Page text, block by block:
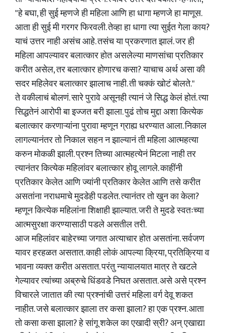
"हे बघा, ही सुई म्हणजे ही महिला आणि हा धागा म्हणजे हा माणूस.
आता ही सुई मी गरगर फिरवली. तेव्हा हा धागा त्या सुईत गेला काय?
याचं उत्तर नाही असंच आहे. तसंच या प्रकरणात झालं. जर ही
महिला आपल्यावर बलात्कार होत असलेल्या माणसांचा प्रतिकार
करीत असेल, तर बलात्कार होणारच कसा? याचाच अर्थ असा की
सदर महिलेवर बलात्कार झालाच नाही. ती चक्कं खोटं बोलते."
ते वकीलाचं बोलणं. सारे पुरावे असूनही त्यानं जे सिद्ध केलं होतं. त्या
सिद्धतेनं आरोपी बा इज्जत बरी झाला. पुढं तोच मुद्दा अशा कित्येक
बलात्कार करणाऱ्यांना पुरावा म्हणून ग्राह्य धरण्यात आला. निकाल
लागल्यानंतर तो निकाल सहन न झाल्यानं ती महिला आत्महत्या
करुन मोकळी झाली. प्रश्न तिच्या आत्महत्येनं मिटला नाही तर
त्यानंतर कित्येक महिलांवर बलात्कार होवू लागले. काहींनी
प्रतिकार केलेत आणि ज्यांनी प्रतिकार केलेत आणि तसे करीत
असतांना नराधमाचे मुदडेही पडलेत. त्यानंतर तो खुन का केला?
म्हणून कित्येक महिलांना शिक्षाही झाल्यात. जरी ते मुदडे स्वतःच्या
आत्मसुरक्षा करण्यासाठी पडले असतील तरी.
आज महिलांवर बाहेरच्या जगात अत्याचार होत असतांना. सर्वजण
यावर हरहळत असतात. काही लोकं आपल्या क्रिया, प्रतिक्रिया व
भावना व्यक्त करीत असतात. परंतु न्यायालयात मात्र ते खटले
गेल्यावर त्यांच्या अब्रुचे धिंडवडे निघत असतात. असे असे प्रश्न
विचारले जातात की त्या प्रश्नांची उत्तरं महिला वर्ग देवू शकत
नाहीत. जसे बलात्कार झाला तर कसा झाला? हा एक प्रश्न. आता
तो कसा कसा झाला? हे सांगू शकेल का एखादी स्री? अन् एखाद्या